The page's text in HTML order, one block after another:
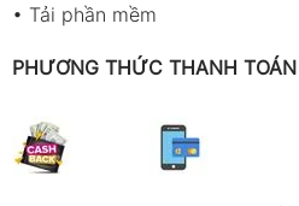
• Tải phần mềm
PHƯƠNG THỨC THANH TOÁN